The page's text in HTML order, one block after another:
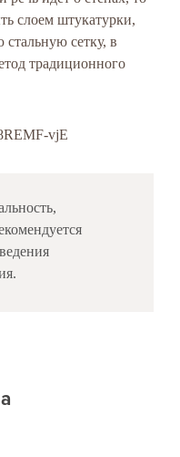
слоем штукатурки,
стальную сетку, в
традиционного
vjE